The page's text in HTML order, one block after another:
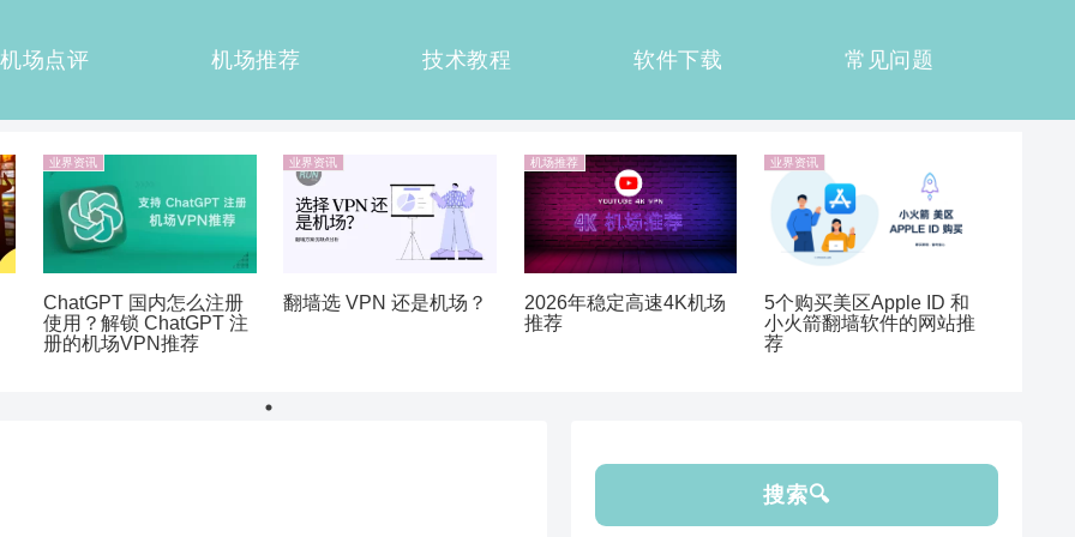
机场点评 机场推荐 技术教程 软件下载 常见问题
业界资讯
ChatGPT 国内怎么注册
使用？解锁 ChatGPT 注
册的机场VPN推荐
业界资讯
翻墙选 VPN 还是机场？
机场推荐
2026年稳定高速4K机场
推荐
业界资讯
5个购买美区Apple ID 和
小火箭翻墙软件的网站推
荐
搜索🔍